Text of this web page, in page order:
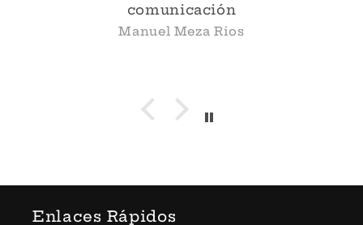
comunicación
Manuel Meza Rios
Enlaces Rápidos